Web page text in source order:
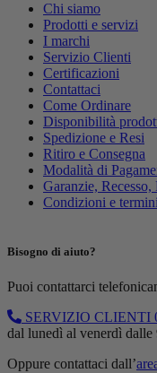
Chi siamo
Prodotti e servizi
I marchi
Servizio Clienti
Certificazioni
Contattaci
Come Ordinare
Disponibilità
Spedizione e Resi
Ritiro e Consegna
Modalità di
Garanzie, Recesso,
Condizioni e
Bisogno di aiuto?
Puoi contattarci
SERVIZIO CLIENTI
dal lunedì al venerdì dalle
Oppure contattaci dall’